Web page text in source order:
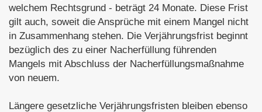
welchem Rechtsgrund - beträgt 24 Monate. Diese Frist
gilt auch, soweit die Ansprüche mit einem Mangel nicht
in Zusammenhang stehen. Die Verjährungsfrist beginnt
bezüglich des zu einer Nacherfüllung führenden
Mangels mit Abschluss der Nacherfüllungsmaßnahme
von neuem.
Längere gesetzliche Verjährungsfristen bleiben ebenso